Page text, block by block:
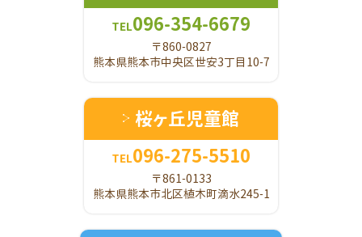
TEL096-354-6679
〒860-0827
熊本県熊本市中央区世安3丁目10-7
桜ヶ丘児童館
TEL096-275-5510
〒861-0133
熊本県熊本市北区植木町滴水245-1